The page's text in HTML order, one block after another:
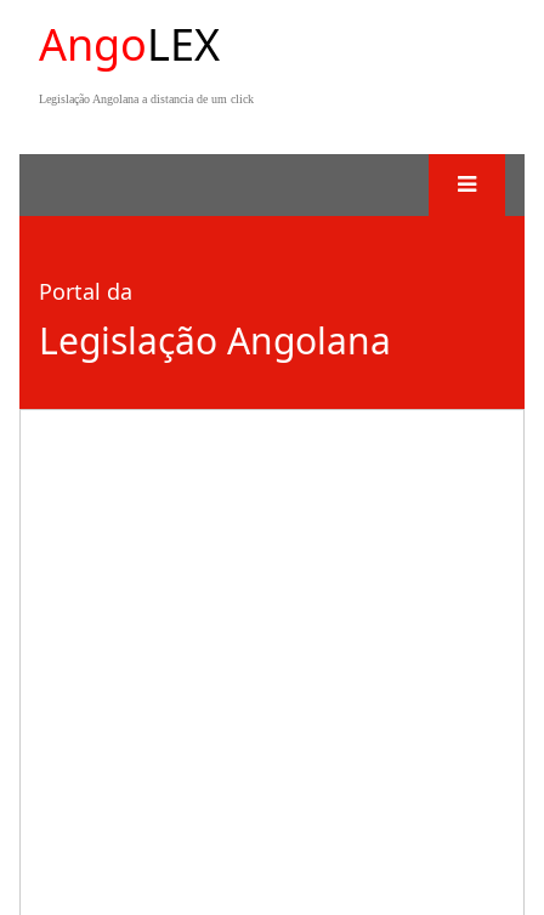
AngoLEX
Legislação Angolana a distancia de um click
Portal da
Legislação Angolana